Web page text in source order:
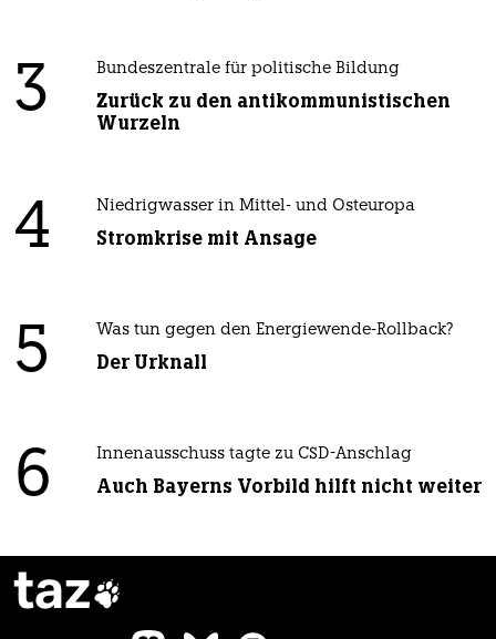
3 Bundeszentrale für politische Bildung
Zurück zu den antikommunistischen
Wurzeln
4 Niedrigwasser in Mittel- und Osteuropa
Stromkrise mit Ansage
5 Was tun gegen den Energiewende-Rollback?
Der Urknall
6 Innenausschuss tagte zu CSD-Anschlag
Auch Bayerns Vorbild hilft nicht weiter
taz